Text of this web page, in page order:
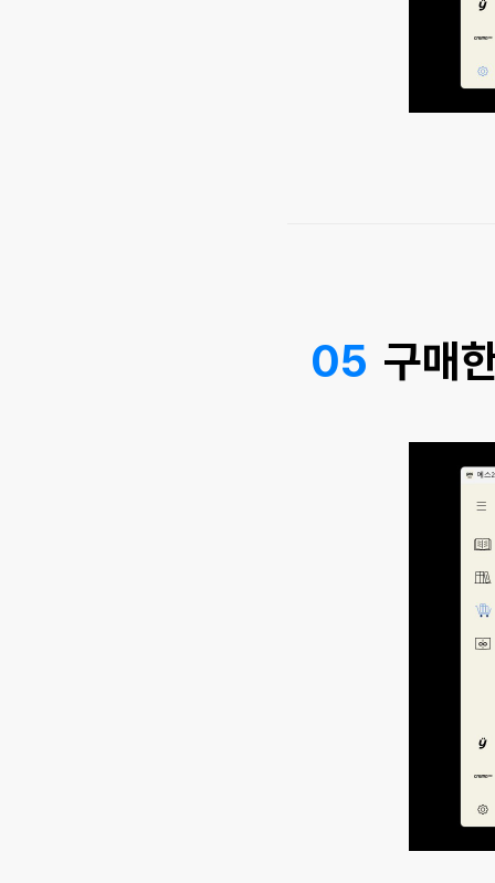
05 구매